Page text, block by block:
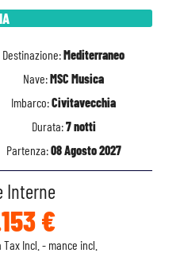
Destinazione:Mediterraneo
Nave:MSC Musica
Imbarco:Civitavecchia
Durata:7 notti
Partenza:08 Agosto 2027
Interne
€
Incl. - mance incl.